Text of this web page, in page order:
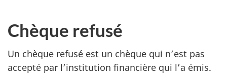
Chèque refusé
Un chèque refusé est un chèque qui n’est pas
accepté par l’institution financière qui l’a émis.